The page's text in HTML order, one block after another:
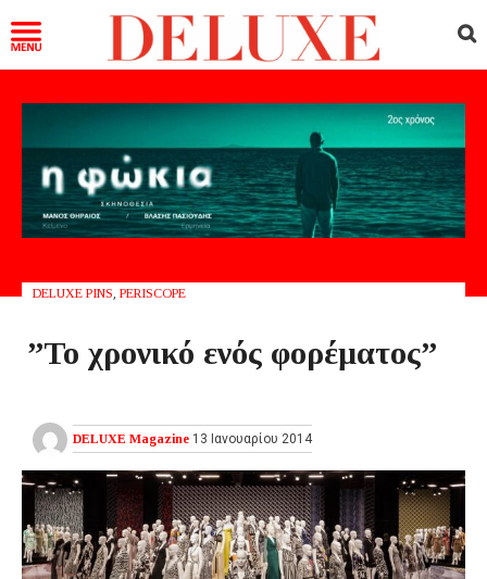
DELUXE PINS PERISCOPE
”Το χρονικό ενός φορέματος”
DELUXE Magazine 13 Ιανουαρίου 2014